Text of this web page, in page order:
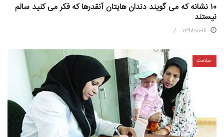
۱۰ نشانه که می گویند دندان هایتان آنقدرها که فکر می کنید سالم
نیستند
1398-01-16
سلامت